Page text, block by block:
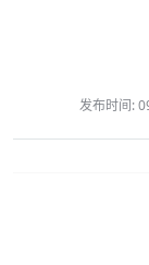
发布时间: